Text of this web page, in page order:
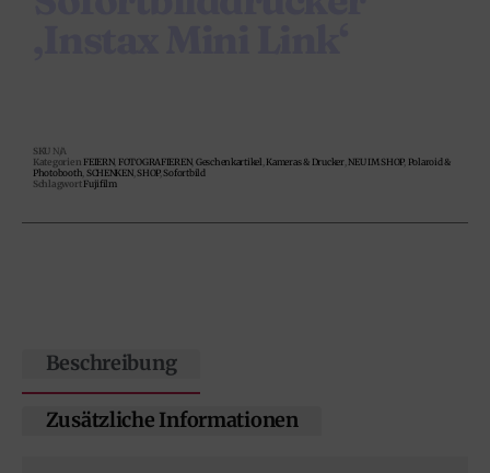
SKU
N/A
Kategorien FEIERN, FOTOGRAFIEREN, Geschenkartikel Kameras & Drucker, NEU IM SHOP, Polaroid &
Photobooth SCHENKEN,SHOP,Sofortbild
Schlagwort Fujifilm
Beschreibung
Zusätzliche Informationen